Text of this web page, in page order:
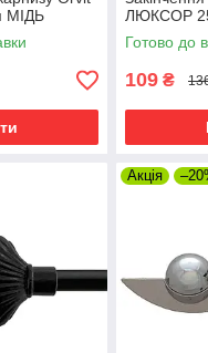
МІДЬ
ЛЮКСОР
Готово до
109 ₴
Акція